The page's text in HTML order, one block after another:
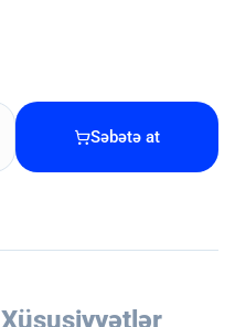
Səbətə at
Xüsusiyyətlər